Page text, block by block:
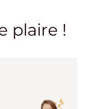
plaire !